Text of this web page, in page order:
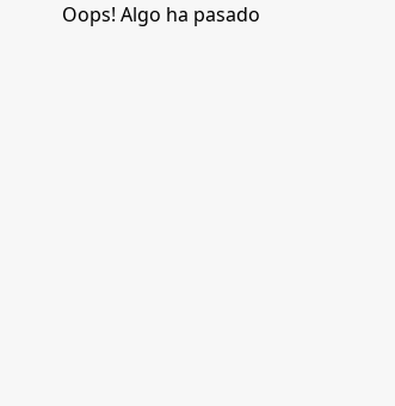
Oops! Algo ha pasado